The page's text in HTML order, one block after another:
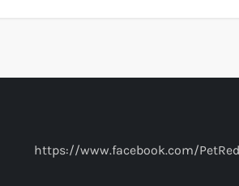
https://www.facebook.com/